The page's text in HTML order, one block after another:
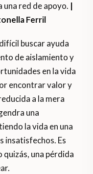
una red de apoyo. |
Ferril
buscar ayuda
de aislamiento y
en la vida
encontrar valor y
a la mera
una
la vida en una
insatisfechos. Es
quizás, una pérdida